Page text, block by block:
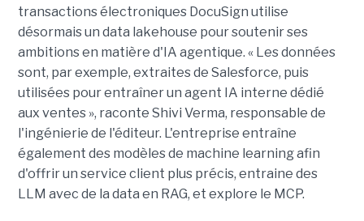
transactions électroniques DocuSign utilise
désormais un data lakehouse pour soutenir ses
ambitions en matière d'IA agentique. « Les données
sont, par exemple, extraites de Salesforce, puis
utilisées pour entraîner un agent IA interne dédié
aux ventes », raconte Shivi Verma, responsable de
l'ingénierie de l'éditeur. L'entreprise entraîne
également des modèles de machine learning afin
d'offrir un service client plus précis, entraine des
LLM avec de la data en RAG, et explore le MCP.